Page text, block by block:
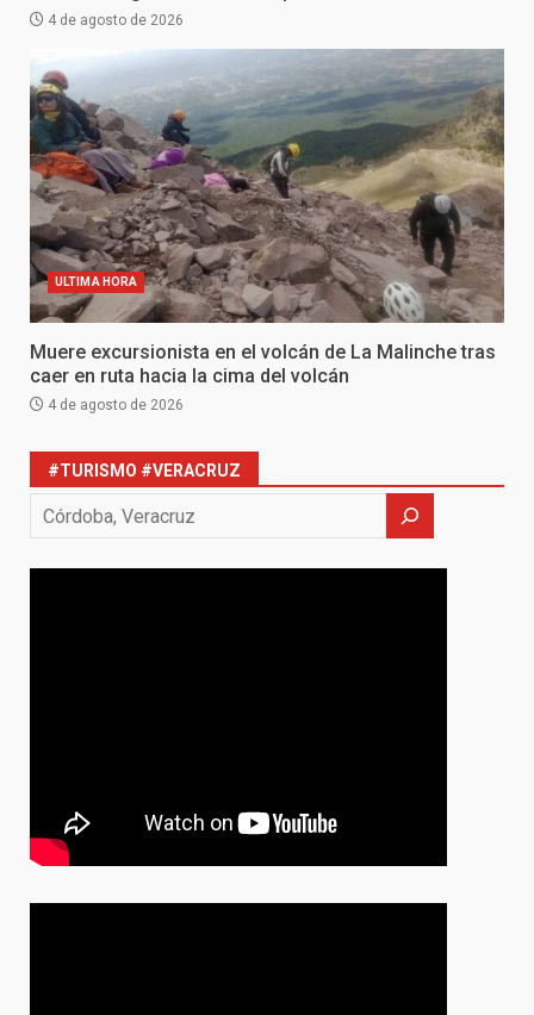
4 de agosto de 2026
ULTIMA HORA
Muere excursionista en el volcán de La Malinche tras
caer en ruta hacia la cima del volcán
4 de agosto de 2026
#TURISMO #VERACRUZ